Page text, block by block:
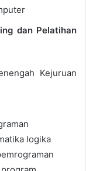
dan Pelatihan
Kejuruan
logika